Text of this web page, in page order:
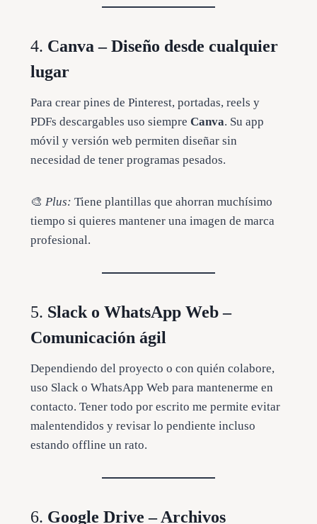
4. Canva – Diseño desde cualquier
lugar
Para crear pines de Pinterest, portadas, reels y
PDFs descargables uso siempre Canva. Su app
móvil y versión web permiten diseñar sin
necesidad de tener programas pesados.
🎨 Plus: Tiene plantillas que ahorran muchísimo
tiempo si quieres mantener una imagen de marca
profesional.
5. Slack o WhatsApp Web –
Comunicación ágil
Dependiendo del proyecto o con quién colabore,
uso Slack o WhatsApp Web para mantenerme en
contacto. Tener todo por escrito me permite evitar
malentendidos y revisar lo pendiente incluso
estando offline un rato.
6. Google Drive – Archivos